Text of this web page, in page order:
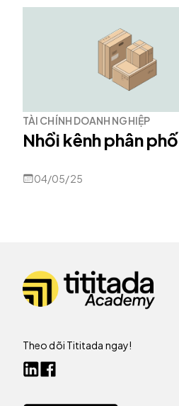
TÀI CHÍNH DOANH NGHIỆP
Nhồi kênh phân phố
04/05/25
Theo dõi Tititada ngay!